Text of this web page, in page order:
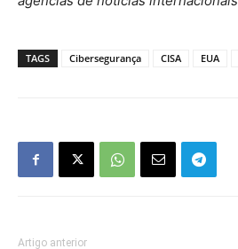
TAGS Cibersegurança CISA EUA
Artigo anterior